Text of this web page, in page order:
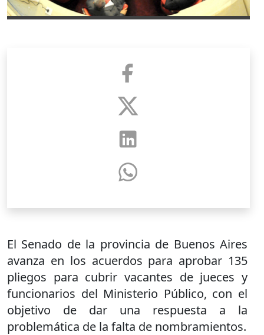
El Senado de la provincia de Buenos Aires
avanza en los acuerdos para aprobar 135
pliegos para cubrir vacantes de jueces y
funcionarios del Ministerio Público, con el
objetivo de dar una respuesta a la
problemática de la falta de nombramientos.